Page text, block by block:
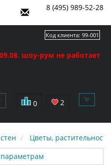
8 (495) 989-52-28
шоу-рум не работает
0 2
Код клиента: 99-001
Цветы, растительность